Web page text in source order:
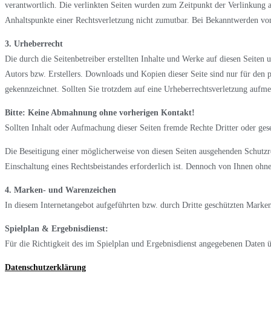
verantwortlich. Die verlinkten Seiten wurden zum Zeitpunkt der Verlinkung
Anhaltspunkte einer Rechtsverletzung nicht zumutbar. Bei Bekanntwerden
3. Urheberrecht
Die durch die Seitenbetreiber erstellten Inhalte und Werke auf diesen
Autors bzw. Erstellers. Downloads und Kopien dieser Seite sind nur für
gekennzeichnet. Sollten Sie trotzdem auf eine Urheberrechtsverletzung
Bitte: Keine Abmahnung ohne vorherigen Kontakt!
Sollten Inhalt oder Aufmachung dieser Seiten fremde Rechte Dritter oder
Die Beseitigung einer möglicherweise von diesen Seiten ausgehenden
Einschaltung eines Rechtsbeistandes erforderlich ist. Dennoch von Ihnen
4. Marken- und Warenzeichen
In diesem Internetangebot aufgeführten bzw. durch Dritte geschützten
Spielplan & Ergebnisdienst:
Für die Richtigkeit des im Spielplan und Ergebnisdienst angegebenen Daten
Datenschutzerklärung